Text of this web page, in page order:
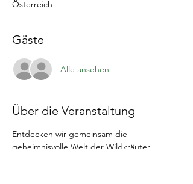
Österreich
Gäste
Alle ansehen
Über die Veranstaltung
Entdecken wir gemeinsam die
geheimnisvolle Welt der Wildkräuter.